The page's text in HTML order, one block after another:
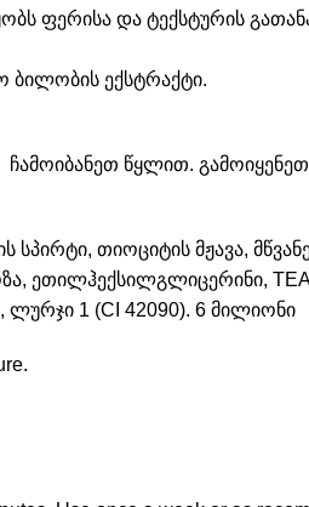
ფერისა და ტექსტურის
ბილობის ექსტრაქტი.
წყლით.
თიოციტის მჟავა,
ეთილჰექსილგლიცერინი,
1 (CI 42090). 6 მილიონი